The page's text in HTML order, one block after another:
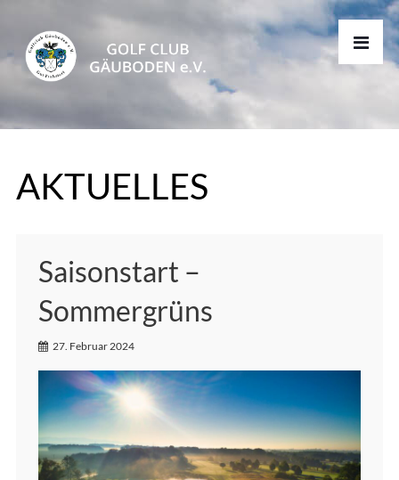
AKTUELLES
Saisonstart –
Sommergrüns
27. Februar 2024